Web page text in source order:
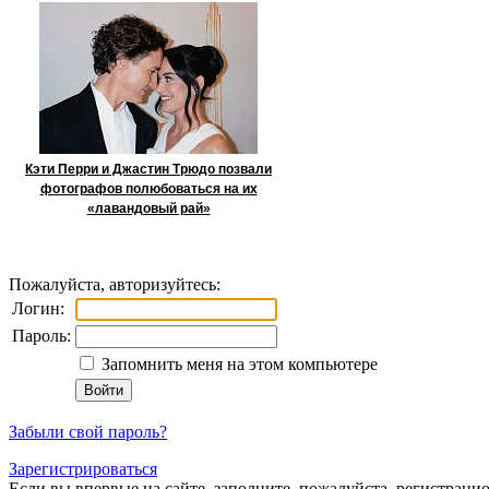
Кэти Перри и Джастин Трюдо позвали
фотографов полюбоваться на их
«лавандовый рай»
Пожалуйста, авторизуйтесь:
Логин:
Пароль:
Запомнить меня на этом компьютере
Забыли свой пароль?
Зарегистрироваться